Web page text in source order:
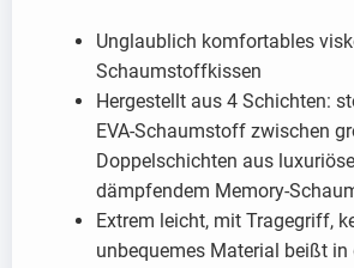
Unglaublich komfortables
Schaumstoffkissen
Hergestellt aus 4 Schichten:
EVA-Schaumstoff zwischen
Doppelschichten aus
dämpfendem Memory-
Extrem leicht, mit Tragegriff,
unbequemes Material beißt in